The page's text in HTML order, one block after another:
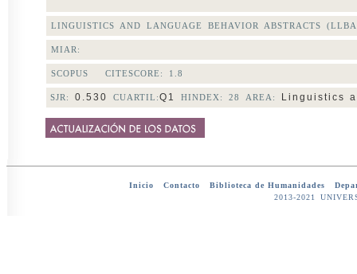
LINGUISTICS AND LANGUAGE BEHAVIOR ABSTRACTS
MIAR:
SCOPUS CITESCORE: 1.8
SJR:0.530 CUARTIL:Q1 HINDEX: 28 AREA: Linguistics
Inicio Contacto Biblioteca de Humanidades
2013-2021